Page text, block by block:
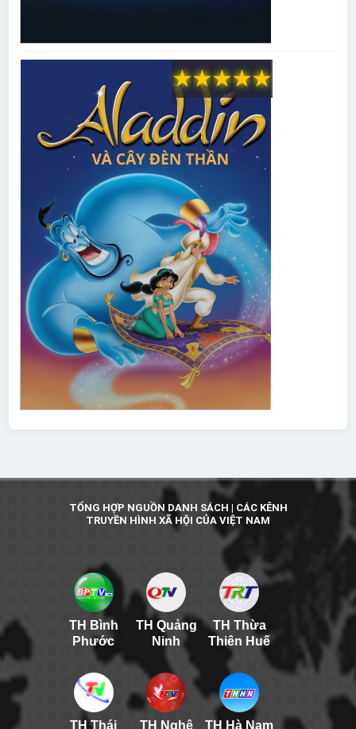
★
★
★
★
★
TỔNG HỢP NGUỒN DANH SÁCH | CÁC KÊNH
TRUYỀN HÌNH XÃ HỘI CỦA VIỆT NAM
TH Bình
Phước
TH Quảng
Ninh
TH Thừa
Thiên Huế
TH Thái TH Nghệ TH Hà Nam